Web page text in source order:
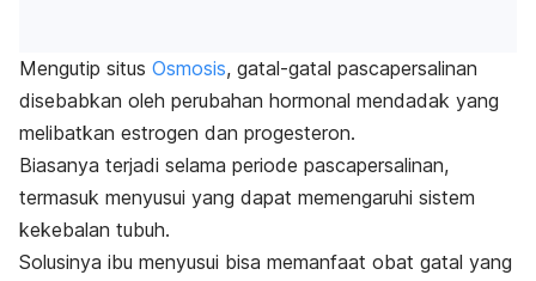
Mengutip situs Osmosis, gatal-gatal pascapersalinan
disebabkan oleh perubahan hormonal mendadak yang
melibatkan estrogen dan progesteron.
Biasanya terjadi selama periode pascapersalinan,
termasuk menyusui yang dapat memengaruhi sistem
kekebalan tubuh.
Solusinya ibu menyusui bisa memanfaat obat gatal yang